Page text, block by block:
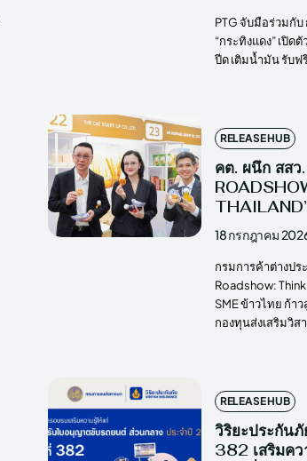
PTG จับมือร่วมกั
“กระทิงแดง” เปิด
ปีด เติมน้ำมัน รับฟ
RELEASE HUB
คต. ผนึก สสว
18 กรกฎาคม
กรมการค้าต่างปร
Roadshow:
SME ข้าวไทย ก้า
กองทุนส่งเสริมวิ
RELEASE HUB
วิริยะประกัน
382 เสริมค